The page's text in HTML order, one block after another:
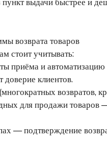
возврата товаров
стоит учитывать:
приёма и автоматизацию
клиентов.
возвратов,
для продажи товаров
— подтверждение